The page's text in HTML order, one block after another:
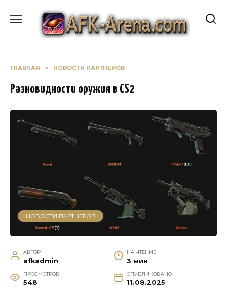
содержанию
ГЛАВНАЯ » НОВОСТИ ПАРТНЕРОВ
Разновидности оружия в CS2
НОВОСТИ ПАРТНЕРОВ
АВТОР
afkadmin
НА ЧТЕНИЕ
3 мин
ПРОСМОТРОВ
548
ОПУБЛИКОВАНО
11.08.2025